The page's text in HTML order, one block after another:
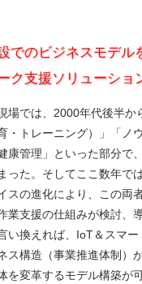
でのビジネスモデル
ク支援ソリューショ
場では、2000年代後半か
・トレーニング）」「ノ
康管理」といった部分で
った。そしてここ数年で
スの進化により、この両
業支援の仕組みが検討、
い換えれば、IoT＆スマ
ス構造（事業推進体制）
を変革するモデル構築が